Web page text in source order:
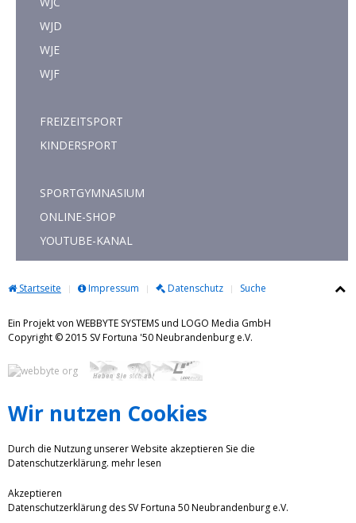
WJD
WJE
WJF
FREIZEITSPORT
KINDERSPORT
SPORTGYMNASIUM
ONLINE-SHOP
YOUTUBE-KANAL
Startseite Impressum Datenschutz Suche
Ein Projekt von WEBBYTE SYSTEMS und LOGO Media GmbH
Copyright © 2015 SV Fortuna '50 Neubrandenburg e.V.
Wir nutzen Cookies
Durch die Nutzung unserer Website akzeptieren Sie die
Datenschutzerklärung. mehr lesen
Akzeptieren
Datenschutzerklärung des SV Fortuna 50 Neubrandenburg e.V.